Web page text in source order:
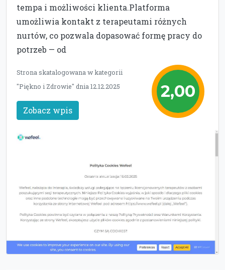
tempa i możliwości klienta.Platforma
umożliwia kontakt z terapeutami różnych
nurtów, co pozwala dopasować formę pracy do
potrzeb — od
2,00
Strona skatalogowana w kategorii
"Piękno i Zdrowie" dnia 12.12.2025
Zobacz wpis